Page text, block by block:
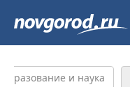
Образование и наука